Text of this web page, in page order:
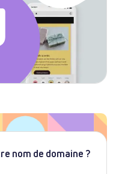
nom de domaine ?